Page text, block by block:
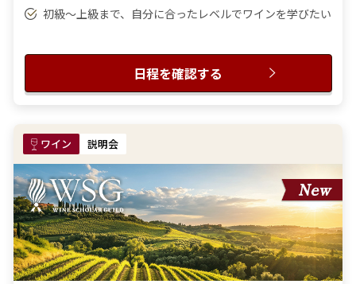
初級〜上級まで、自分に合ったレベルでワインを学びたい
日程を確認する
ワイン 説明会